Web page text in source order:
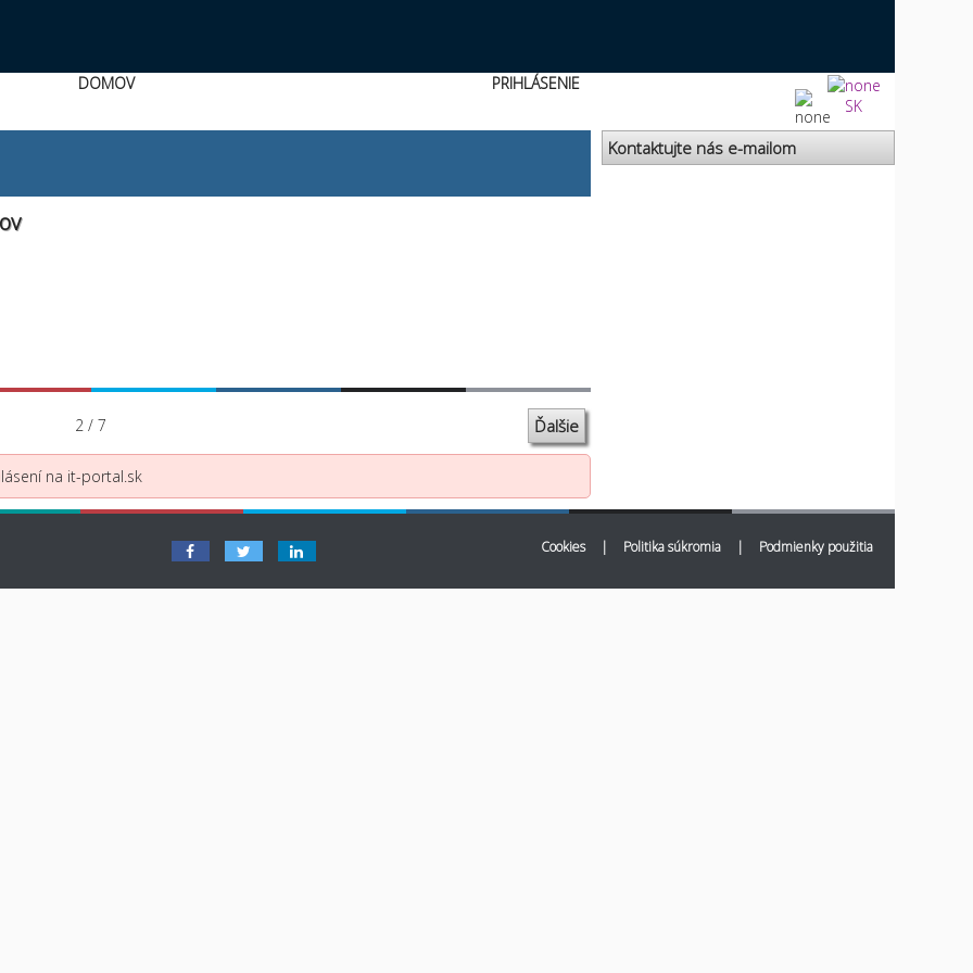
DOMOV
PRIHLÁSENIE
SK
2 / 7 Ďalšie
na it-portal.sk
Kontaktujte nás e-mailom
Cookies | Politika súkromia | Podmienky použitia